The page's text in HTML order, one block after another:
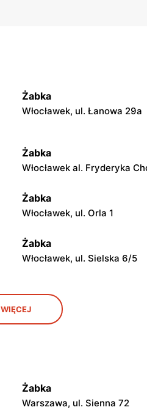
Żabka
Włocławek, ul. Łanowa 29a
Żabka
Włocławek al. Fryderyka
Żabka
Włocławek, ul. Orla 1
Żabka
Włocławek, ul. Sielska 6/5
Żabka
Włocławek, ul. Żytnia 74
Żabka
WIĘCEJ
Żabka
Warszawa, ul. Sienna 72